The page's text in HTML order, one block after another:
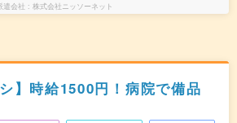
遣会社 株式会社ニッソーネット
】時給1500円！病院で備品